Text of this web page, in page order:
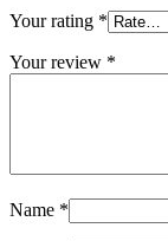
Your rating *
Your review *
Name *